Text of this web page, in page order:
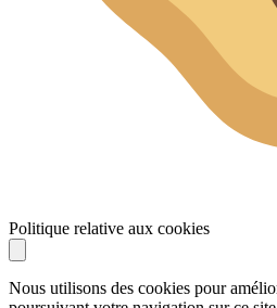
Politique relative aux cookies
Nous utilisons des cookies pour